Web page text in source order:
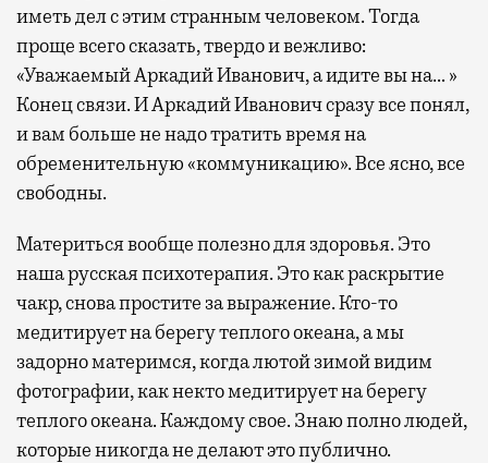
иметь дел с этим странным человеком. Тогда
проще всего сказать, твердо и вежливо:
«Уважаемый Аркадий Иванович, а идите вы на… »
Конец связи. И Аркадий Иванович сразу все понял,
и вам больше не надо тратить время на
обременительную «коммуникацию». Все ясно, все
свободны.
Материться вообще полезно для здоровья. Это
наша русская психотерапия. Это как раскрытие
чакр, снова простите за выражение. Кто-то
медитирует на берегу теплого океана, а мы
задорно материмся, когда лютой зимой видим
фотографии, как некто медитирует на берегу
теплого океана. Каждому свое. Знаю полно людей,
которые никогда не делают это публично.